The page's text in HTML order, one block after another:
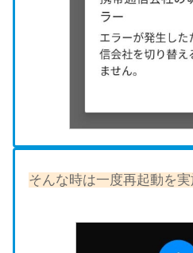
そんな時は一度再起動を実